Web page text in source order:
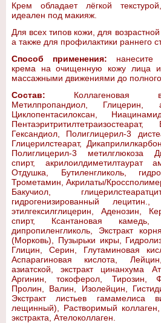
Крем обладает лёгкой
идеален под макияж.
Для всех типов кожи, для возрастной
а также для профилактики раннего
Способ применения: нанесите
крема на очищенную кожу лица и
массажными движениями до полного
Состав: Коллагеновая
Метилпропандиол, Глицерин,
Циклопентасилоксан,
Гександиол, Полиглицерил-3
Глицерилстеарат,
Полиглицерил-3 метилглюкоза
спирт, акрилоилдиметилтаурат
Отдушка, Бутиленгликоль,
Трометамин, Акрилаты/
Бакучиол,
гидрогенизированный
этилгексилглицерин, Аденозин,
спирт, Ксантановая камедь,
дипропиленгликоль, Экстракт
(Морковь), Пузырьки икры,
Глицин, Серин, Глутаминовая
Аспарагиновая кислота,
азиатской, экстракт цинанхума
Аргинин, токоферол, Тирозин,
Пролин, Валин, Изолейцин,
Экстракт листьев гамамелиса
лещинный), Растворимый коллаген,
экстракта, Ателоколлаген.